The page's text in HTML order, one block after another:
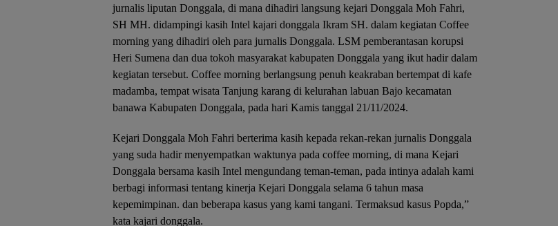
jurnalis liputan Donggala, di mana dihadiri langsung kejari Donggala Moh Fahri,
SH MH. didampingi kasih Intel kajari donggala Ikram SH. dalam kegiatan Coffee
morning yang dihadiri oleh para jurnalis Donggala. LSM pemberantasan korupsi
Heri Sumena dan dua tokoh masyarakat kabupaten Donggala yang ikut hadir dalam
kegiatan tersebut. Coffee morning berlangsung penuh keakraban bertempat di kafe
madamba, tempat wisata Tanjung karang di kelurahan labuan Bajo kecamatan
banawa Kabupaten Donggala, pada hari Kamis tanggal 21/11/2024.
Kejari Donggala Moh Fahri berterima kasih kepada rekan-rekan jurnalis Donggala
yang suda hadir menyempatkan waktunya pada coffee morning, di mana Kejari
Donggala bersama kasih Intel mengundang teman-teman, pada intinya adalah kami
berbagi informasi tentang kinerja Kejari Donggala selama 6 tahun masa
kepemimpinan. dan beberapa kasus yang kami tangani. Termaksud kasus Popda,”
kata kajari donggala.